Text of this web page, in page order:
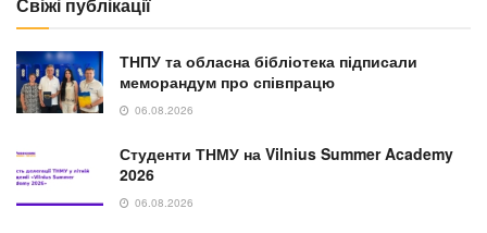
ТНПУ та обласна бібліотека підписали
меморандум про співпрацю
06.08.2026
Студенти ТНМУ на Vilnius Summer Academy
2026
06.08.2026